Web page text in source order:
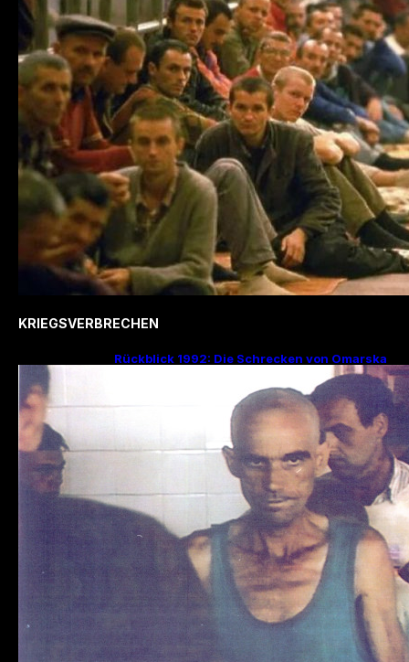
KRIEGSVERBRECHEN
Rückblick 1992: Die Schrecken von Omarska
– Ein düsteres Kapitel im Bosnienkrieg